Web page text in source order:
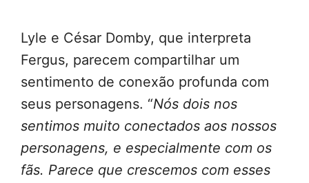
Lyle e César Domby, que interpreta
Fergus, parecem compartilhar um
sentimento de conexão profunda com
seus personagens. “Nós dois nos
sentimos muito conectados aos nossos
personagens, e especialmente com os
fãs. Parece que crescemos com esses